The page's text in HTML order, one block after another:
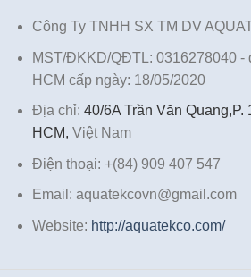
Công Ty TNHH SX TM DV
MST/ĐKKD/QĐTL: 0316278040 -
HCM cấp ngày: 18/05/2020
Địa chỉ: 40/6A Trần Văn Quang,P.
HCM, Việt Nam
Điện thoại: +(84) 909 407 547
Email: aquatekcovn@gmail.com
Website: http://aquatekco.com/